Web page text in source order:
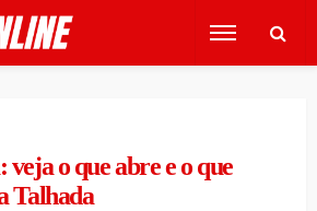
veja o que abre e o que
Talhada